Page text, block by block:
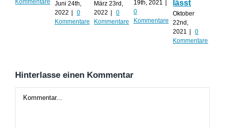
Kommentare
Juni 24th,
2022
0
Kommentare
März 23rd,
2022
0
Kommentare
19th, 2021
0
Kommentare
lässt
Oktober
22nd,
2021
0
Kommentare
Hinterlasse einen Kommentar